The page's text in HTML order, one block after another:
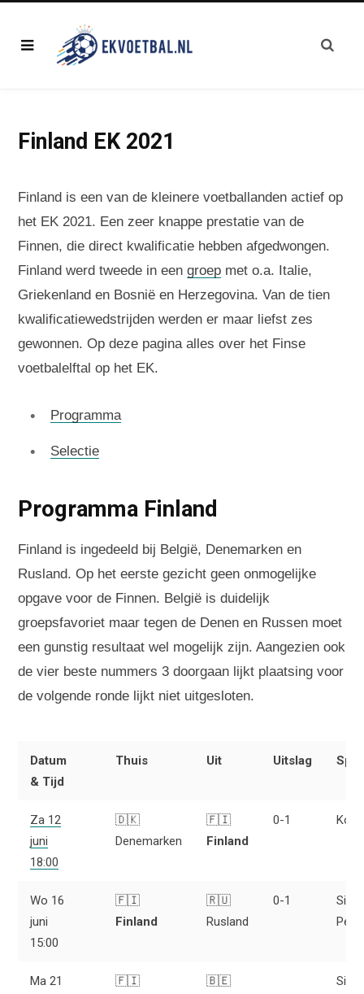
Finland EK 2021
Finland is een van de kleinere voetballanden actief op
het EK 2021. Een zeer knappe prestatie van de
Finnen, die direct kwalificatie hebben afgedwongen.
Finland werd tweede in een groep met o.a. Italie,
Griekenland en Bosnië en Herzegovina. Van de tien
kwalificatiewedstrijden werden er maar liefst zes
gewonnen. Op deze pagina alles over het Finse
voetbalelftal op het EK.
Programma
Selectie
Programma Finland
Finland is ingedeeld bij België, Denemarken en
Rusland. Op het eerste gezicht geen onmogelijke
opgave voor de Finnen. België is duidelijk
groepsfavoriet maar tegen de Denen en Russen moet
een gunstig resultaat wel mogelijk zijn. Aangezien ook
de vier beste nummers 3 doorgaan lijkt plaatsing voor
de volgende ronde lijkt niet uitgesloten.
Datum
& Tijd
Thuis Uit Uitslag
Za 12
juni
18:00
🇩🇰
Denemarken
🇫🇮
Finland
0-1
Wo 16
juni
15:00
🇫🇮
Finland
🇷🇺
Rusland
0-1
Sint-
Ma 21
🇫🇮
🇧🇪
Sint-